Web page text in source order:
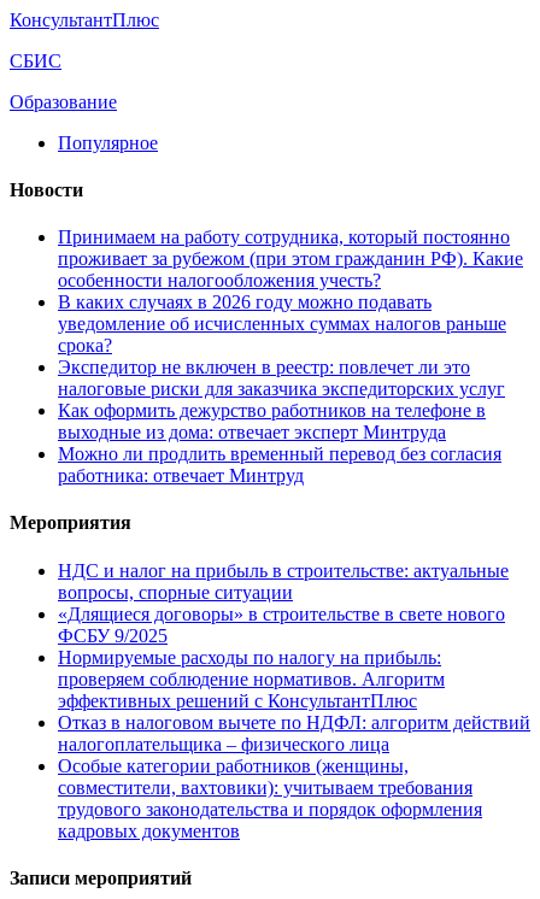
КонсультантПлюс
СБИС
Образование
Популярное
Новости
Принимаем на работу сотрудника, который постоянно
проживает за рубежом (при этом гражданин РФ). Какие
особенности налогообложения учесть?
В каких случаях в 2026 году можно подавать
уведомление об исчисленных суммах налогов раньше
срока?
Экспедитор не включен в реестр: повлечет ли это
налоговые риски для заказчика экспедиторских услуг
Как оформить дежурство работников на телефоне в
выходные из дома: отвечает эксперт Минтруда
Можно ли продлить временный перевод без согласия
работника: отвечает Минтруд
Мероприятия
НДС и налог на прибыль в строительстве: актуальные
вопросы, спорные ситуации
«Длящиеся договоры» в строительстве в свете нового
ФСБУ 9/2025
Нормируемые расходы по налогу на прибыль:
проверяем соблюдение нормативов. Алгоритм
эффективных решений с КонсультантПлюс
Отказ в налоговом вычете по НДФЛ: алгоритм действий
налогоплательщика – физического лица
Особые категории работников (женщины,
совместители, вахтовики): учитываем требования
трудового законодательства и порядок оформления
кадровых документов
Записи мероприятий